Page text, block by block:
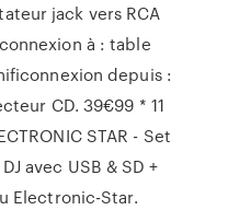
jack vers RCA
à : table
depuis :
CD. 39€99 * 11
STAR - Set
avec USB & SD +
Electronic-Star.